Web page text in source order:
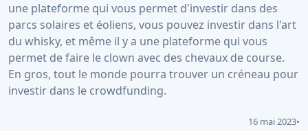
une plateforme qui vous permet d'investir dans des
parcs solaires et éoliens, vous pouvez investir dans l'art
du whisky, et même il y a une plateforme qui vous
permet de faire le clown avec des chevaux de course.
En gros, tout le monde pourra trouver un créneau pour
investir dans le crowdfunding.
16 mai 2023•